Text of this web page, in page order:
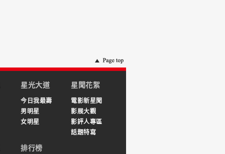
星光大道
今日我最壽
男明星
女明星
星聞花絮
電影新星聞
影展大觀
影評人專區
話題特寫
排行榜